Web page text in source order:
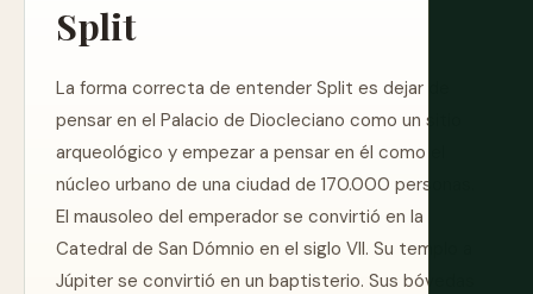
Split
La forma correcta de entender Split es dejar de
pensar en el Palacio de Diocleciano como un sitio
arqueológico y empezar a pensar en él como el
núcleo urbano de una ciudad de 170.000 personas.
El mausoleo del emperador se convirtió en la
Catedral de San Dómnio en el siglo VII. Su templo a
Júpiter se convirtió en un baptisterio. Sus bóvedas